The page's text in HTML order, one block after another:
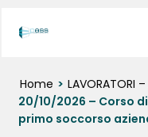
Home > LAVORATORI –
20/10/2026 – Corso
primo soccorso